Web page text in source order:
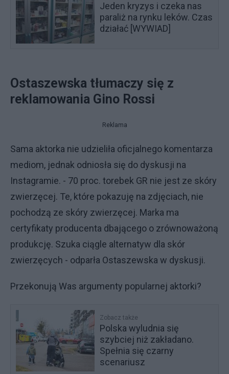
Jeden kryzys i czeka nas
paraliż na rynku leków. Czas
działać [WYWIAD]
Ostaszewska tłumaczy się z
reklamowania Gino Rossi
Reklama
Sama aktorka nie udzieliła oficjalnego komentarza
mediom, jednak odniosła się do dyskusji na
Instagramie. - 70 proc. torebek GR nie jest ze skóry
zwierzęcej. Te, które pokazuję na zdjęciach, nie
pochodzą ze skóry zwierzęcej. Marka ma
certyfikaty producenta dbającego o zrównoważoną
produkcję. Szuka ciągle alternatyw dla skór
zwierzęcych - odparła Ostaszewska w dyskusji.
Przekonują Was argumenty popularnej aktorki?
Zobacz także
Polska wyludnia się
szybciej niż zakładano.
Spełnia się czarny
scenariusz